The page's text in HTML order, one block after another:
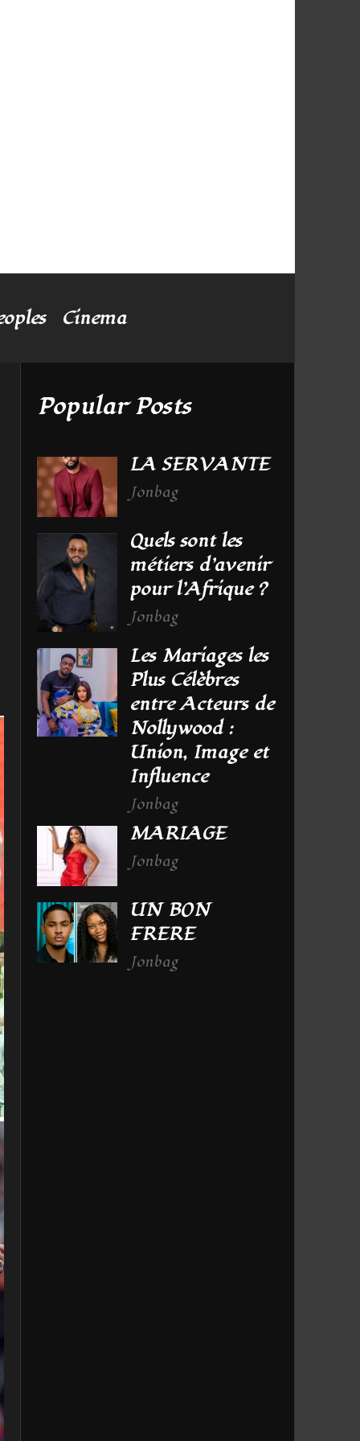
Cinema
Popular Posts
LA SERVANTE
Jonbag
Quels sont les
métiers d’avenir
pour l’Afrique ?
Jonbag
Les Mariages les
Plus Célèbres
entre Acteurs de
Nollywood :
Union, Image et
Influence
Jonbag
MARIAGE
Jonbag
UN BON
FRERE
Jonbag